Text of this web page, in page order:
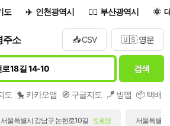
도 인천광역시 부산광역시
주소 📥 CSV 🇺🇸 영문
검색
도 🐤 카카오맵 🧭 구글지도 🪁 빙맵 📦 택배/
서울특별시 강남구 논현로10길 도로명 서울특별